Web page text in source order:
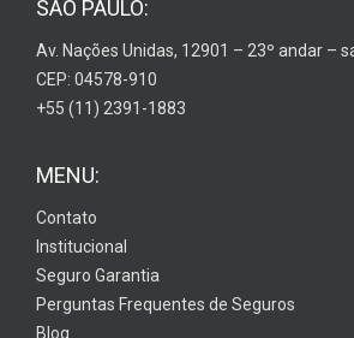
SÃO PAULO:
Av. Nações Unidas, 12901 – 23º andar –
CEP: 04578-910
+55 (11) 2391-1883
MENU:
Contato
Institucional
Seguro Garantia
Perguntas Frequentes de Seguros
Blog